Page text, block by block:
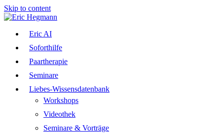
Skip to content
Eric AI
Soforthilfe
Paartherapie
Seminare
Liebes-Wissensdatenbank
Workshops
Videothek
Seminare & Vorträge